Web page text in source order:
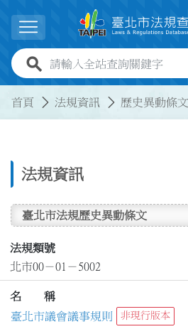
展開選單
全站查詢關鍵字欄位
首頁 法規資訊 歷史異動條文
法規資訊
臺北市法規歷史異動條文
法規類號
北市00－01－5002
名 稱
臺北市議會議事規則
非現行版本